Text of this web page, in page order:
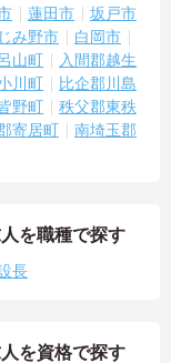
蓮田市
坂戸市
み野市
白岡市
山町
入間郡越生
川町
比企郡川島
野町
秩父郡東秩
寄居町
南埼玉郡
を職種で探す
長
を資格で探す